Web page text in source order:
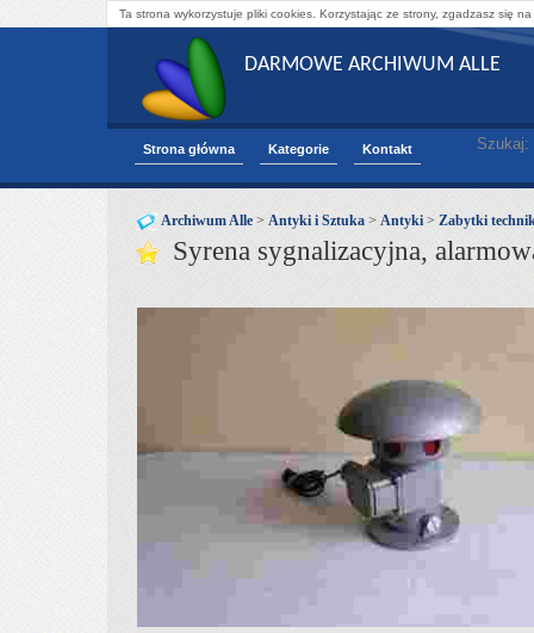
Ta strona wykorzystuje pliki cookies. Korzystając ze strony, zgadzasz się
DARMOWE ARCHIWUM ALLE
Strona główna Kategorie Kontakt Szukaj:
Archiwum Alle > Antyki i Sztuka > Antyki> Zabytki
Syrena sygnalizacyjna,